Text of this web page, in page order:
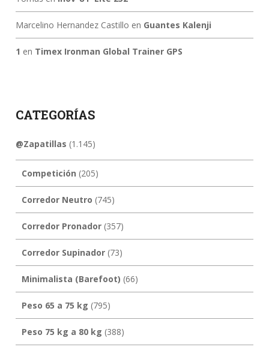
Marcelino Hernandez Castillo en Guantes Kalenji
1 en Timex Ironman Global Trainer GPS
CATEGORÍAS
@Zapatillas (1.145)
Competición (205)
Corredor Neutro (745)
Corredor Pronador(357)
Corredor Supinador(73)
Minimalista (Barefoot) (66)
Peso 65 a 75 kg (795)
Peso 75 kg a 80 kg (388)